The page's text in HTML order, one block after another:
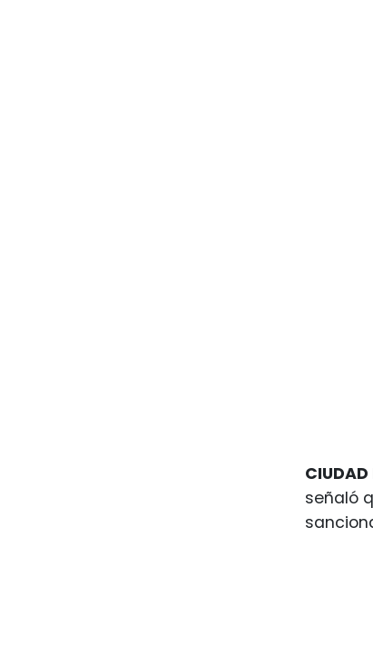
CIUDAD
señaló